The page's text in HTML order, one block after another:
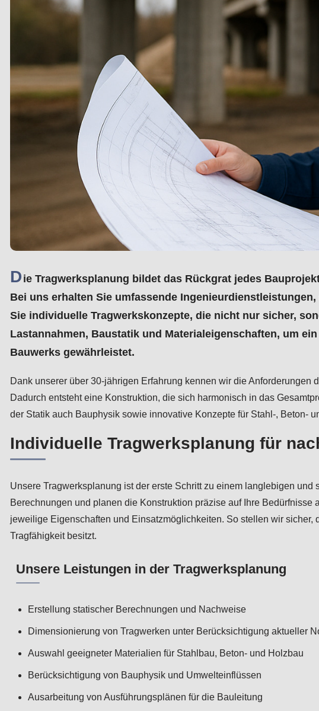
D ie Tragwerksplanung bildet das Rückgrat jedes
Bei uns erhalten Sie umfassende
Sie individuelle Tragwerkskonzepte, die nicht nur sicher,
Lastannahmen, Baustatik und Materialeigenschaften, um
Bauwerks gewährleistet.
Dank unserer über 30-jährigen Erfahrung kennen wir die
Dadurch entsteht eine Konstruktion, die sich harmonisch in das
der Statik auch Bauphysik sowie innovative Konzepte für Stahl-, Beton-
Individuelle Tragwerksplanung für
Unsere Tragwerksplanung ist der erste Schritt zu einem langlebigen
Berechnungen und planen die Konstruktion präzise auf Ihre
jeweilige Eigenschaften und Einsatzmöglichkeiten. So stellen wir
Tragfähigkeit besitzt.
Unsere Leistungen in der Tragwerksplanung
Erstellung statischer Berechnungen und Nachweise
Dimensionierung von Tragwerken unter Berücksichtigung aktueller
Auswahl geeigneter Materialien für Stahlbau, Beton- und Holzbau
Berücksichtigung von Bauphysik und Umwelteinflüssen
Ausarbeitung von Ausführungsplänen für die Bauleitung